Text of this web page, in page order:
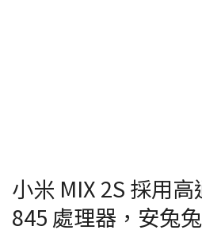
小米 MIX 2S 採用
845 處理器，安兔